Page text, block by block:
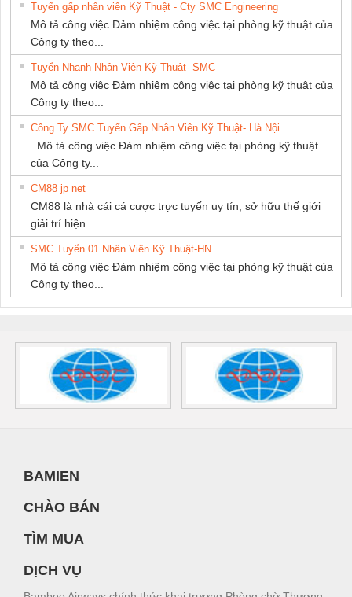
Tuyển gấp nhân viên Kỹ Thuật - Cty SMC Engineering
Mô tả công việc Đảm nhiệm công việc tại phòng kỹ thuật của
Công ty theo...
Tuyển Nhanh Nhân Viên Kỹ Thuật- SMC
Mô tả công việc Đảm nhiệm công việc tại phòng kỹ thuật của
Công ty theo...
Công Ty SMC Tuyển Gấp Nhân Viên Kỹ Thuật- Hà Nội
Mô tả công việc Đảm nhiệm công việc tại phòng kỹ thuật
của Công ty...
CM88 jp net
CM88 là nhà cái cá cược trực tuyến uy tín, sở hữu thế giới
giải trí hiện...
SMC Tuyển 01 Nhân Viên Kỹ Thuật-HN
Mô tả công việc Đảm nhiệm công việc tại phòng kỹ thuật của
Công ty theo...
BAMIEN
CHÀO BÁN
TÌM MUA
DỊCH VỤ